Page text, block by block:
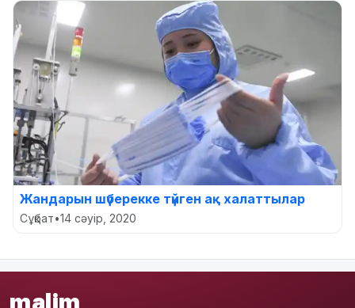
Жандарын шүберекке түйген ақ халаттылар
Сұқбат•14 сәуір, 2020
malim